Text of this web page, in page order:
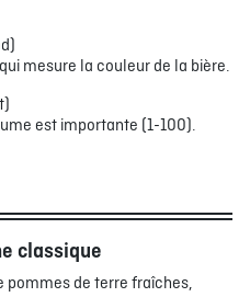
mesure la couleur de la bière.
est importante (1-100).
classique
pommes de terre fraîches,